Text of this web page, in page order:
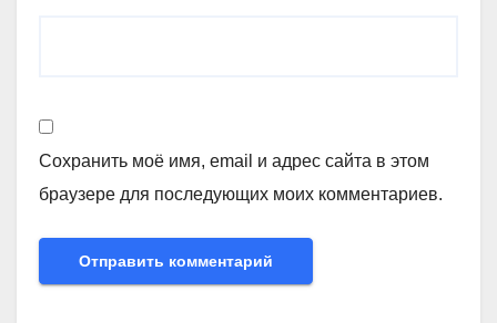
Сохранить моё имя, email и адрес сайта в этом
браузере для последующих моих комментариев.